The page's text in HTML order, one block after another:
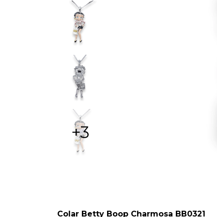
+3
Colar Betty Boop Charmosa BB0321